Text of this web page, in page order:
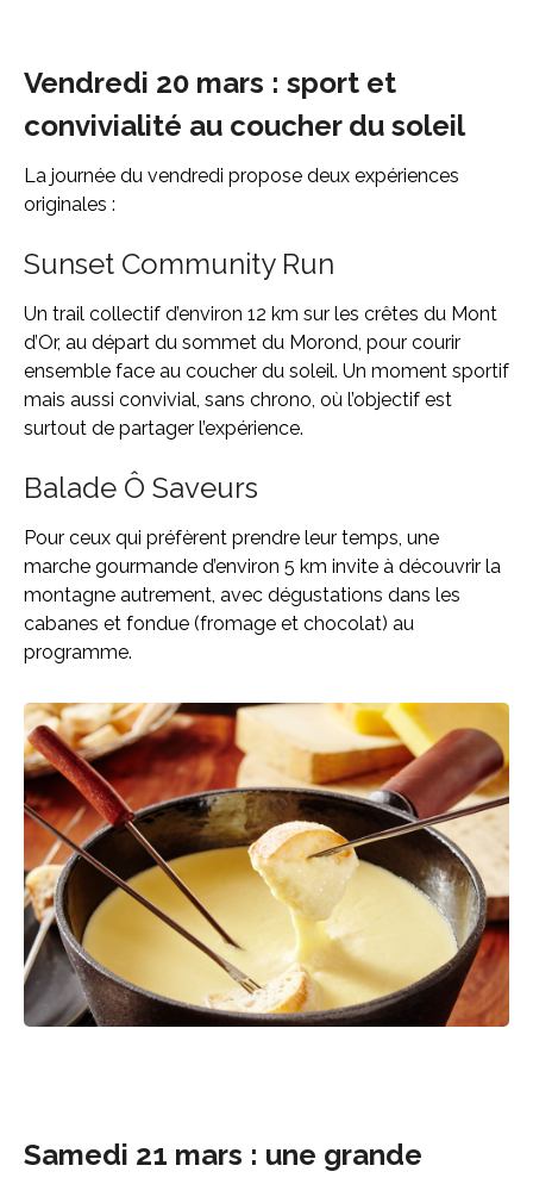
Vendredi 20 mars : sport et
convivialité au coucher du soleil
La journée du vendredi propose deux expériences
originales :
Sunset Community Run
Un trail collectif d’environ 12 km sur les crêtes du Mont
d’Or, au départ du sommet du Morond, pour courir
ensemble face au coucher du soleil. Un moment sportif
mais aussi convivial, sans chrono, où l’objectif est
surtout de partager l’expérience.
Balade Ô Saveurs
Pour ceux qui préfèrent prendre leur temps, une
marche gourmande d’environ 5 km invite à découvrir la
montagne autrement, avec dégustations dans les
cabanes et fondue (fromage et chocolat) au
programme.
Samedi 21 mars : une grande